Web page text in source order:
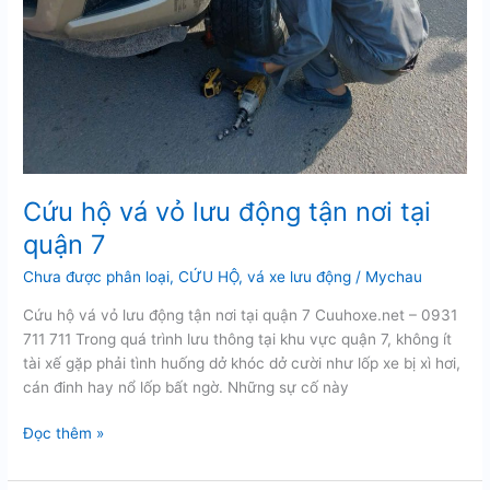
Cứu hộ vá vỏ lưu động tận nơi tại
quận 7
Chưa được phân loại,CỨU HỘ,vá xe lưu động / Mychau
Cứu hộ vá vỏ lưu động tận nơi tại quận 7 Cuuhoxe.net – 0931
711 711 Trong quá trình lưu thông tại khu vực quận 7, không ít
tài xế gặp phải tình huống dở khóc dở cười như lốp xe bị xì hơi,
cán đinh hay nổ lốp bất ngờ. Những sự cố này
Cứu
vá
Đọc thêm »